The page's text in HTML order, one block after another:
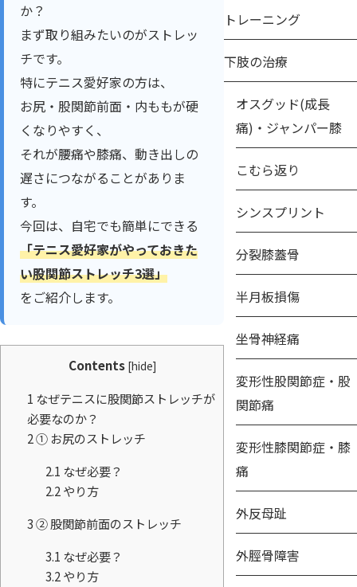
か？
まず取り組みたいのがストレッ
チです。
特にテニス愛好家の方は、
お尻・股関節前面・内ももが硬
くなりやすく、
それが腰痛や膝痛、動き出しの
遅さにつながることがありま
す。
今回は、自宅でも簡単にできる
「テニス愛好家がやっておきた
い股関節ストレッチ3選」
をご紹介します。
Contents [hide]
1 なぜテニスに股関節ストレッチが
必要なのか？
2① お尻のストレッチ
2.1 なぜ必要？
2.2やり方
3② 股関節前面のストレッチ
3.1 なぜ必要？
3.2やり方
トレーニング
下肢の治療
オスグッド(成長
痛)・ジャンパー膝
こむら返り
シンスプリント
分裂膝蓋骨
半月板損傷
坐骨神経痛
変形性股関節症・股
関節痛
変形性膝関節症・膝
痛
外反母趾
外脛骨障害